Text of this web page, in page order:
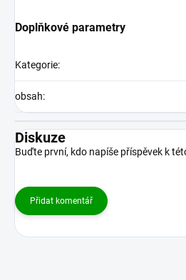
Doplňkové parametry
Kategorie:
obsah:
Diskuze
Buďte první, kdo napíše příspěvek k
Přidat komentář